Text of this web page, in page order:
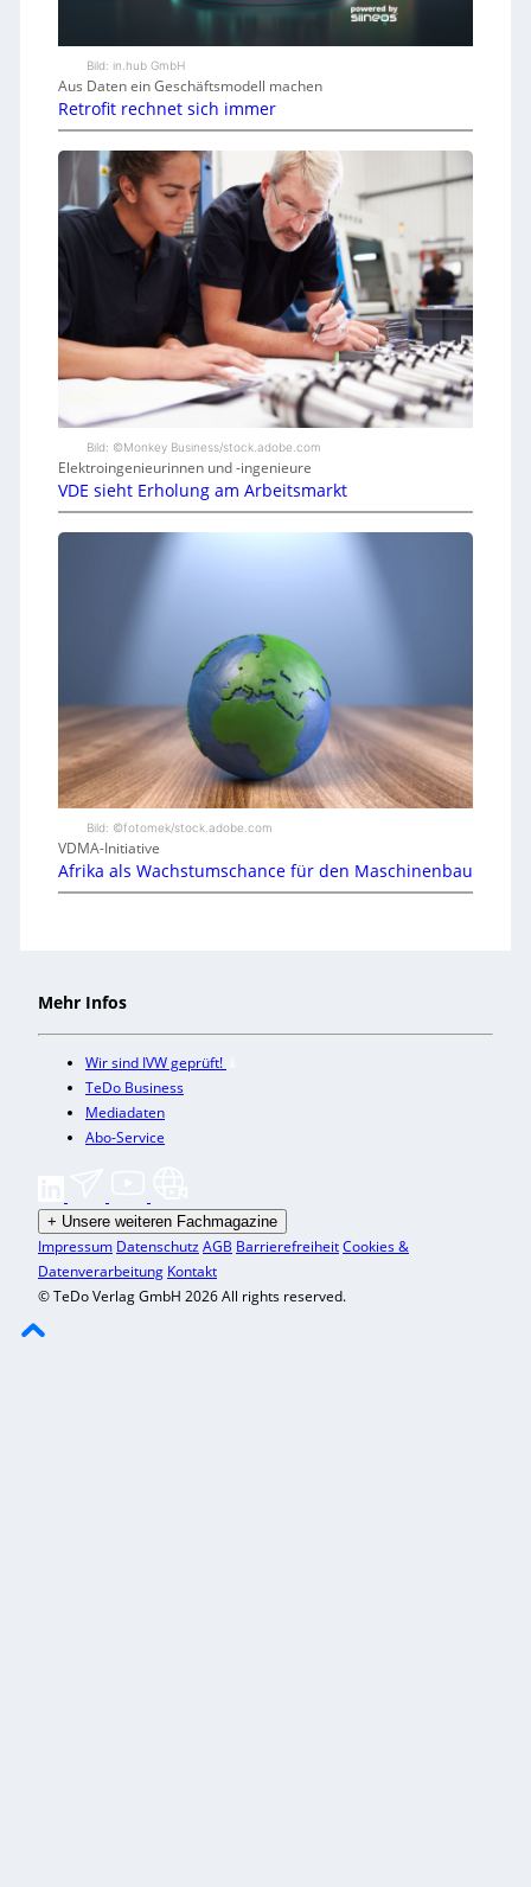
Bild: in.hub GmbH
Aus Daten ein Geschäftsmodell machen
Retrofit rechnet sich immer
Bild: ©Monkey Business/stock.adobe.com
Elektroingenieurinnen und -ingenieure
VDE sieht Erholung am Arbeitsmarkt
Bild: ©fotomek/stock.adobe.com
VDMA-Initiative
Afrika als Wachstumschance für den Maschinenbau
Mehr Infos
Wir sind IVW geprüft!
TeDo Business
Mediadaten
Abo-Service
+ Unsere weiteren Fachmagazine
Impressum DatenschutzAGB BarrierefreiheitCookies &
Datenverarbeitung Kontakt
© TeDo Verlag GmbH 2026 All rights reserved.